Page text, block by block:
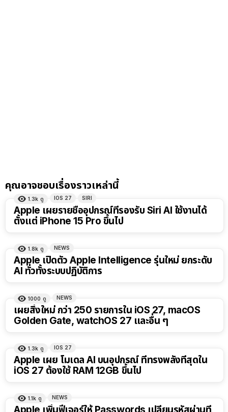
คุณอาจชอบเรื่องราวเหล่านี้
1.3k ดู IOS 27 SIRI
Apple เผยรายชื่ออุปกรณ์ที่รองรับ Siri AI ใช้งานได้
ตั้งแต่ iPhone 15 Pro ขึ้นไป
1.8k ดู NEWS
Apple เปิดตัว Apple Intelligence รุ่นใหม่ ยกระดับ
AI ทั่วทั้งระบบปฏิบัติการ
1000 ดู NEWS
เผยสิ่งใหม่ กว่า 250 รายการใน iOS 27, macOS
Golden Gate, watchOS 27 และอื่น ๆ
1.3k ดู IOS 27
Apple เผย โมเดล AI บนอุปกรณ์ ที่ทรงพลังที่สุดใน
iOS 27 ต้องใช้ RAM 12GB ขึ้นไป
1.1k ดู NEWS
Apple เพิ่มฟีเจอร์ให้ Passwords เปลี่ยนรหัสผ่านที่